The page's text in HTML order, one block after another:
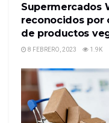
Supermercados
reconocidos por
de productos
8 FEBRERO, 2023 1.9K